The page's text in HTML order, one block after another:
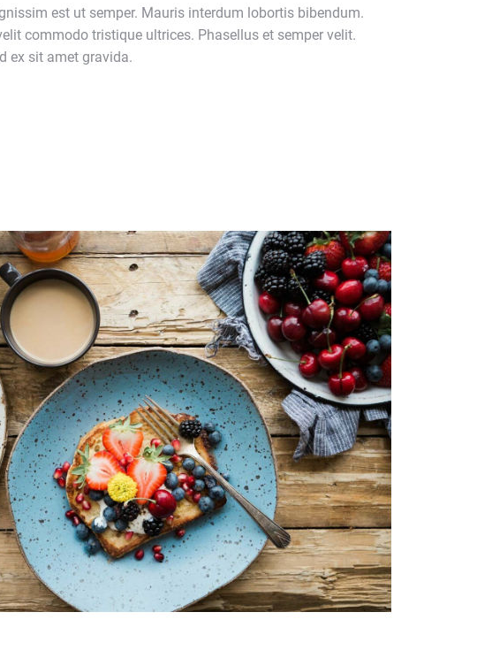
est ut semper. Mauris interdum lobortis bibendum.
commodo tristique ultrices. Phasellus et semper velit.
ex sit amet gravida.